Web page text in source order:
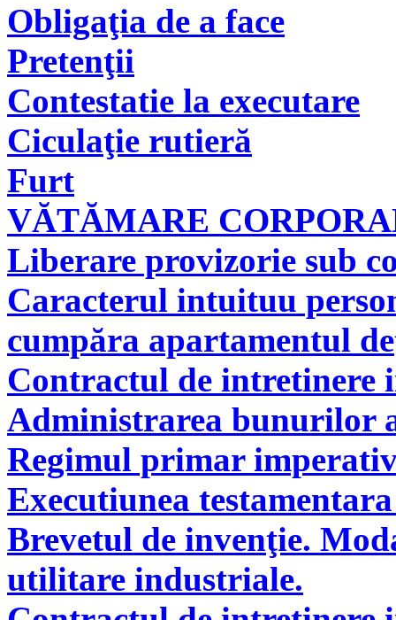
Obligaţia de a face
Pretenţii
Contestatie la executare
Ciculaţie rutieră
Furt
VĂTĂMARE
Liberare provizorie sub
Caracterul intuituu
cumpăra apartamentul
Contractul de intretinere
Administrarea bunurilor
Regimul primar
Executiunea
Brevetul de invenţie.
utilitare industriale.